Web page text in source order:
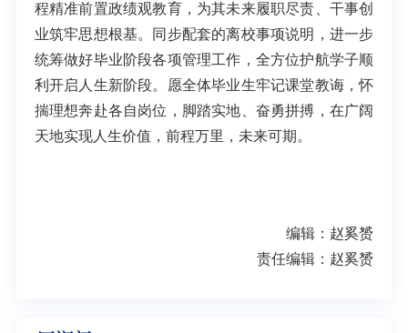
程精准前置政绩观教育，为其未来履职尽责、干事创
业筑牢思想根基。同步配套的离校事项说明，进一步
统筹做好毕业阶段各项管理工作，全方位护航学子顺
利开启人生新阶段。愿全体毕业生牢记课堂教诲，怀
揣理想奔赴各自岗位，脚踏实地、奋勇拼搏，在广阔
天地实现人生价值，前程万里，未来可期。
编辑：赵奚赟
责任编辑：赵奚赟